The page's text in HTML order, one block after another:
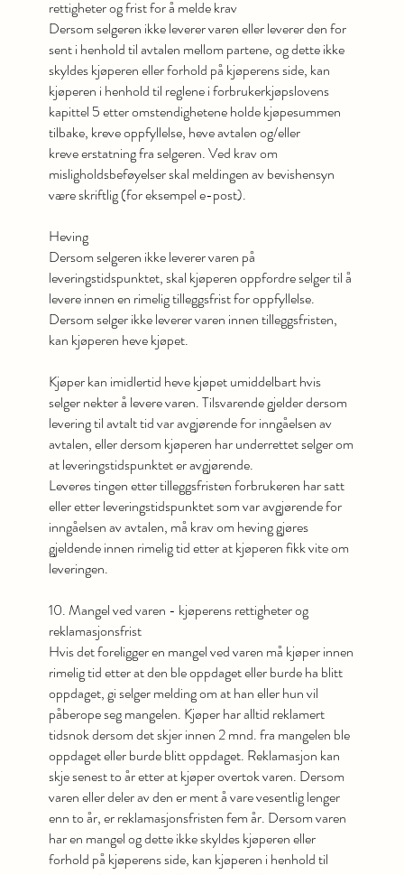
rettigheter og frist for å melde krav
Dersom selgeren ikke leverer varen eller leverer den for
sent i henhold til avtalen mellom partene, og dette ikke
skyldes kjøperen eller forhold på kjøperens side, kan
kjøperen i henhold til reglene i forbrukerkjøpslovens
kapittel 5 etter omstendighetene holde kjøpesummen
tilbake, kreve oppfyllelse, heve avtalen og/eller
kreve erstatning fra selgeren. Ved krav om
misligholdsbeføyelser skal meldingen av bevishensyn
være skriftlig (for eksempel e-post).
Heving
Dersom selgeren ikke leverer varen på
leveringstidspunktet, skal kjøperen oppfordre selger til å
levere innen en rimelig tilleggsfrist for oppfyllelse.
Dersom selger ikke leverer varen innen tilleggsfristen,
kan kjøperen heve kjøpet.
Kjøper kan imidlertid heve kjøpet umiddelbart hvis
selger nekter å levere varen. Tilsvarende gjelder dersom
levering til avtalt tid var avgjørende for inngåelsen av
avtalen, eller dersom kjøperen har underrettet selger om
at leveringstidspunktet er avgjørende.
Leveres tingen etter tilleggsfristen forbrukeren har satt
eller etter leveringstidspunktet som var avgjørende for
inngåelsen av avtalen, må krav om heving gjøres
gjeldende innen rimelig tid etter at kjøperen fikk vite om
leveringen.
10. Mangel ved varen - kjøperens rettigheter og
reklamasjonsfrist
Hvis det foreligger en mangel ved varen må kjøper innen
rimelig tid etter at den ble oppdaget eller burde ha blitt
oppdaget, gi selger melding om at han eller hun vil
påberope seg mangelen. Kjøper har alltid reklamert
tidsnok dersom det skjer innen 2 mnd. fra mangelen ble
oppdaget eller burde blitt oppdaget. Reklamasjon kan
skje senest to år etter at kjøper overtok varen. Dersom
varen eller deler av den er ment å vare vesentlig lenger
enn to år, er reklamasjonsfristen fem år. Dersom varen
har en mangel og dette ikke skyldes kjøperen eller
forhold på kjøperens side, kan kjøperen i henhold til